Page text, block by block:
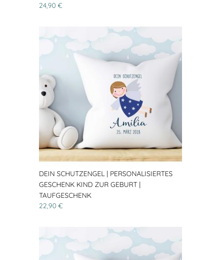
24,90 €
DEIN SCHUTZENGEL | PERSONALISIERTES
GESCHENK KIND ZUR GEBURT |
TAUFGESCHENK
22,90 €